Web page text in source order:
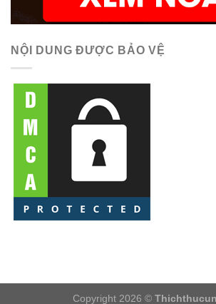
NỘI DUNG ĐƯỢC BẢO VỆ
Copyright 2026 ©